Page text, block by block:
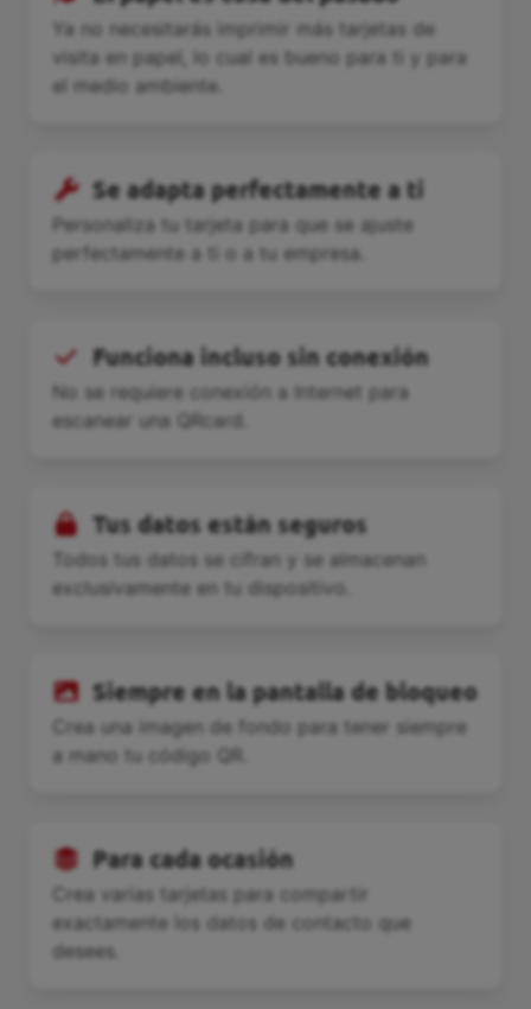
Ya no necesitarás imprimir más tarjetas de
visita en papel, lo cual es bueno para ti y para
el medio ambiente.
Se adapta perfectamente a ti
Personaliza tu tarjeta para que se ajuste
perfectamente a ti o a tu empresa.
Funciona incluso sin conexión
No se requiere conexión a Internet para
escanear una QRcard.
Tus datos están seguros
Todos tus datos se cifran y se almacenan
exclusivamente en tu dispositivo.
Siempre en la pantalla de bloqueo
Crea una imagen de fondo para tener siempre
a mano tu código QR.
Para cada ocasión
Crea varias tarjetas para compartir
exactamente los datos de contacto que
desees.